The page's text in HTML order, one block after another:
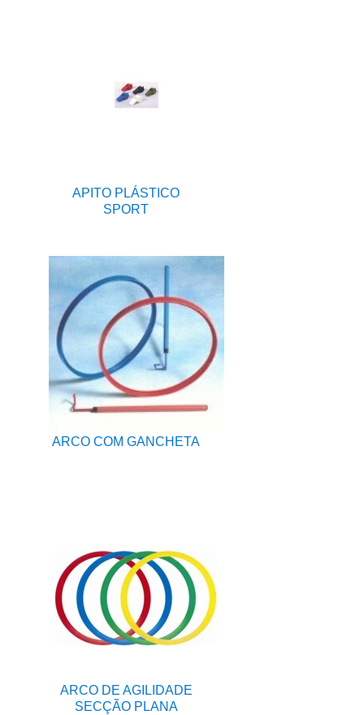
APITO PLÁSTICO
SPORT
ARCO COM GANCHETA
ARCO DE AGILIDADE
SECÇÃO PLANA